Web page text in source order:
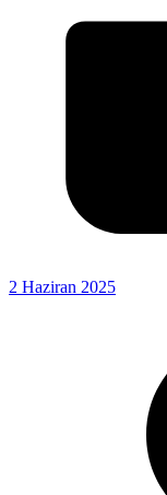
2 Haziran 2025